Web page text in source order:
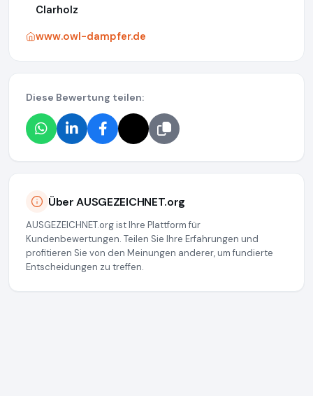
Clarholz
www.owl-dampfer.de
Diese Bewertung teilen:
Über AUSGEZEICHNET.org
AUSGEZEICHNET.org ist Ihre Plattform für
Kundenbewertungen. Teilen Sie Ihre Erfahrungen und
profitieren Sie von den Meinungen anderer, um fundierte
Entscheidungen zu treffen.